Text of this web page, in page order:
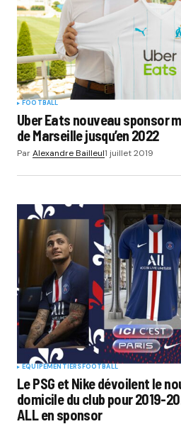
FOOTBALL
Uber Eats nouveau sponsor
de Marseille jusqu’en 2022
ParAlexandre Bailleul1 juillet 2019
EQUIPEMENTIERSFOOTBALL
Le PSG et Nike dévoilent le
domicile du club pour 2019-
ALL en sponsor